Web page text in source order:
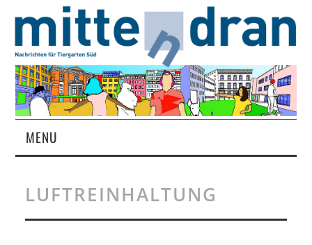
MENU
MAGAZIN
LUFTREINHALTUNG